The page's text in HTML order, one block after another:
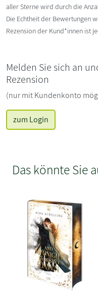
aller Sterne wird durch die
Die Echtheit der Bewertungen
Rezension der Kund*innen ist
Melden Sie sich an
Rezension
(nur mit Kundenkonto
zum Login
Das könnte Sie